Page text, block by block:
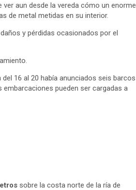
aun desde la vereda cómo un enorme
de metal metidas en su interior.
y pérdidas ocasionados por el
16 al 20 había anunciados seis barcos
embarcaciones pueden ser cargadas a
sobre la costa norte de la ría de